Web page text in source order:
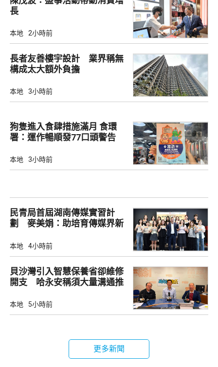
長
本地 2小時前
長者友善樓宇設計 業界稱無
構成太大額外負擔
本地 3小時前
狗隻進入食肆措施滿月 食環
署：運作暢順發77口頭警告
本地 3小時前
民青局首屆湖南傳媒實習計
劃 麥美娟：助培育傳媒界新
本地 4小時前
貝沙灣引入智慧保養省卻維修
開支 哈永安稱須大量溝通推
本地 5小時前
更多新聞